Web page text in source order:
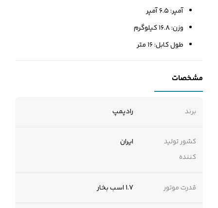
آمپر: ۶.۵ آمپر
وزن: ۱۶.۸ کیلوگرم
طول کابل: ۱۶ متر
مشخصات
برند رادپمپ
کشور تولید
کننده
ایران
قدرت موتور 1.7 اسب بخار